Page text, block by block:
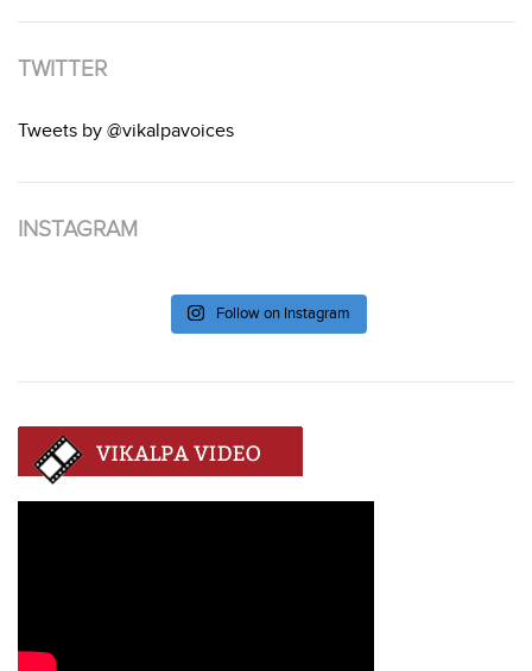
TWITTER
Tweets by @vikalpavoices
INSTAGRAM
Follow on Instagram